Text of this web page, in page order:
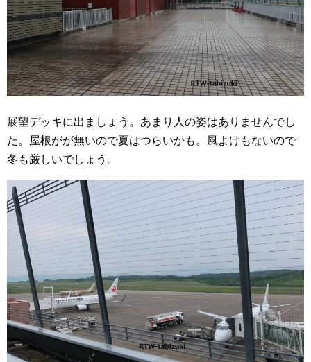
展望デッキに出ましょう。あまり人の姿はありませんでし
た。屋根がが無いので夏はつらいかも。風よけもないので
冬も厳しいでしょう。